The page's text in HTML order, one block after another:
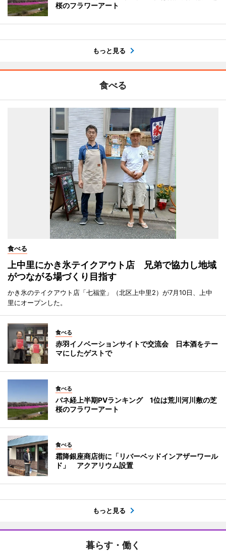
桜のフラワーアート
もっと見る
食べる
食べる
上中里にかき氷テイクアウト店 兄弟で協力し地域
がつながる場づくり目指す
かき氷のテイクアウト店「七福堂」（北区上中里2）が7月10日、上中
里にオープンした。
食べる
赤羽イノベーションサイトで交流会 日本酒をテー
マにしたゲストで
食べる
バネ経上半期PVランキング 1位は荒川河川敷の芝
桜のフラワーアート
食べる
霜降銀座商店街に「リバーベッドインアザーワール
ド」 アクアリウム設置
もっと見る
暮らす・働く